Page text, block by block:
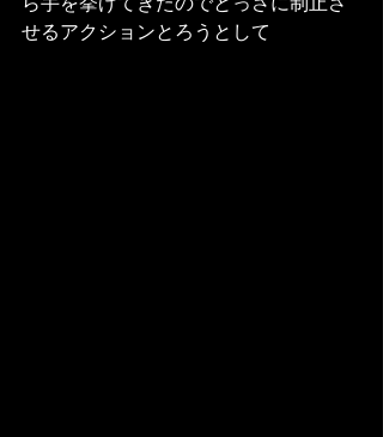
せるアクションとろうとして